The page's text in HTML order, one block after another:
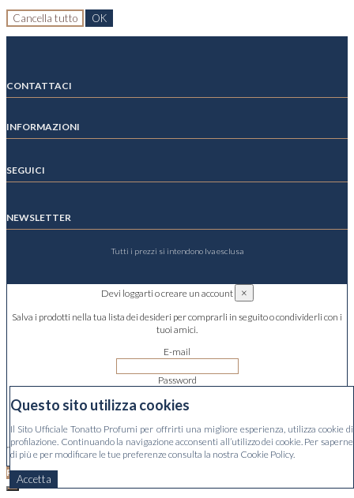
Cancella tutto OK
CONTATTACI
INFORMAZIONI
SEGUICI
NEWSLETTER
Tutti i prezzi si intendono Iva esclusa
Devi loggarti o creare un account ×
Salva i prodotti nella tua lista dei desideri per comprarli in seguito o condividerli con i
tuoi amici.
E-mail
Password
Hai dimenticato la password?
Accedi
Nessun account? Creane uno qui
Prodotto aggiunto alla lista dei desiderti
Questo sito utilizza cookies
Il Sito Ufficiale Tonatto Profumi per offrirti una migliore esperienza, utilizza cookie di
profilazione. Continuando la navigazione acconsenti all’utilizzo dei cookie. Per saperne
di più e per modificare le tue preferenze consulta la nostra Cookie Policy.
Accetta